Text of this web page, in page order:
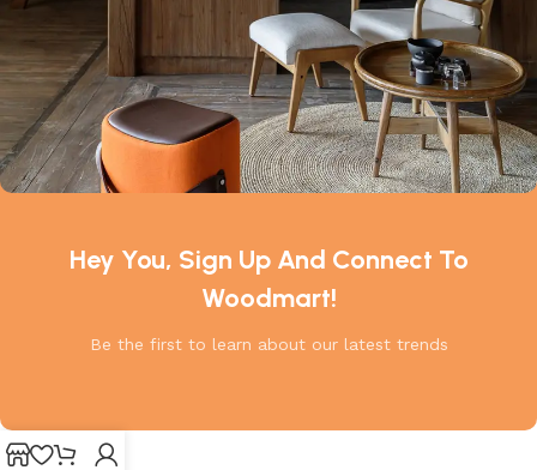
Hey You, Sign Up And Connect To
Woodmart!
Be the first to learn about our latest trends